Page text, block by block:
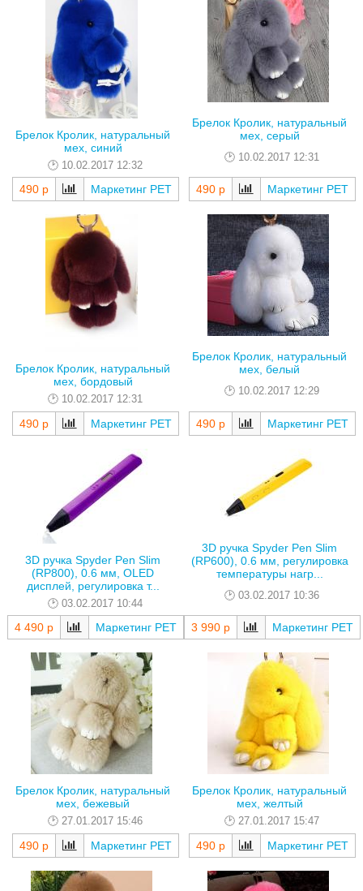
Брелок Кролик, натуральный
мех, синий
10.02.2017 12:32
490 р Маркетинг РЕТ
Брелок Кролик, натуральный
мех, серый
10.02.2017 12:31
490 р Маркетинг РЕТ
Брелок Кролик, натуральный
мех, бордовый
10.02.2017 12:31
490 р Маркетинг РЕТ
Брелок Кролик, натуральный
мех, белый
10.02.2017 12:29
490 р Маркетинг РЕТ
3D ручка Spyder Pen Slim
(RP800), 0.6 мм, OLED
дисплей, регулировка т...
03.02.2017 10:44
4 490 р Маркетинг РЕТ
3D ручка Spyder Pen Slim
(RP600), 0.6 мм, регулировка
температуры нагр...
03.02.2017 10:36
3 990 р Маркетинг РЕТ
Брелок Кролик, натуральный
мех, бежевый
27.01.2017 15:46
490 р Маркетинг РЕТ
Брелок Кролик, натуральный
мех, желтый
27.01.2017 15:47
490 р Маркетинг РЕТ